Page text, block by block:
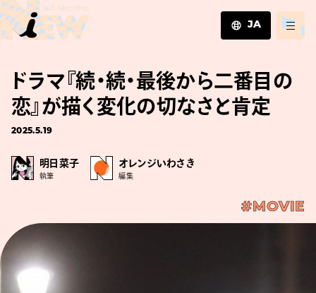
JA
EN
ZH
ドラマ『続・続・最後から二番目の
恋』が描く変化の切なさと肯定
2025.5.19
明日菜子
執筆
オレンジいわさき
編集
#MOVIE